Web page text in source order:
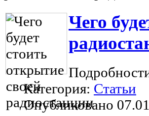
Чего
Категория: Статьи
Опубликовано